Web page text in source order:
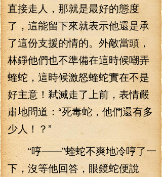
直接走人，那就是最好的態度
了，這能留下來就表示他還是承
了這份支援的情的。外敵當頭，
林錚他們也不準備在這時候嘲弄
蝰蛇，這時候激怒蝰蛇實在不是
好主意！弒滅走了上前，表情嚴
肅地問道：“死毒蛇，他們還有多
少人！？”
“哼——”蝰蛇不爽地冷哼了一
下，沒等他回答，眼鏡蛇便說